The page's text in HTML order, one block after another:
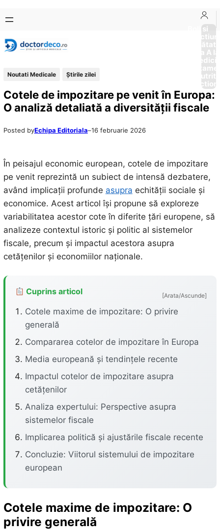
conținut
content
Boli si
Afectiuni
Sănătate
de la A
Noutati Medicale Știrile zilei
Cotele de impozitare pe venit în Europa:
O analiză detaliată a diversității fiscale
Posted byEchipa Editoriala–16 februarie 2026
În peisajul economic european, cotele de impozitare
pe venit reprezintă un subiect de intensă dezbatere,
având implicații profunde asupra echității sociale și
economice. Acest articol își propune să exploreze
variabilitatea acestor cote în diferite țări europene, să
analizeze contextul istoric și politic al sistemelor
fiscale, precum și impactul acestora asupra
cetățenilor și economiilor naționale.
Cuprins articol [Arata/Ascunde]
Cotele maxime de impozitare: O privire
generală
Compararea cotelor de impozitare în Europa
Media europeană și tendințele recente
Impactul cotelor de impozitare asupra
cetățenilor
Analiza expertului: Perspective asupra
sistemelor fiscale
Implicarea politică și ajustările fiscale recente
Concluzie: Viitorul sistemului de impozitare
european
Cotele maxime de impozitare: O
privire generală